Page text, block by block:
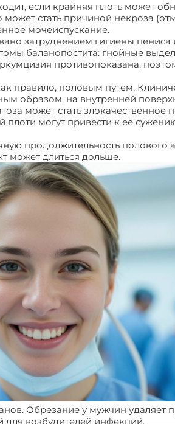
если крайняя плоть может
стать причиной некроза
мочеиспускание.
затруднением гигиены
баланопостита: гнойные
противопоказана,
правило, половым путем.
образом, на внутренней
может стать
могут привести к ее
продолжительность полового
может длиться дольше.
Обрезание у мужчин удаляет
для возбудителей инфекций.